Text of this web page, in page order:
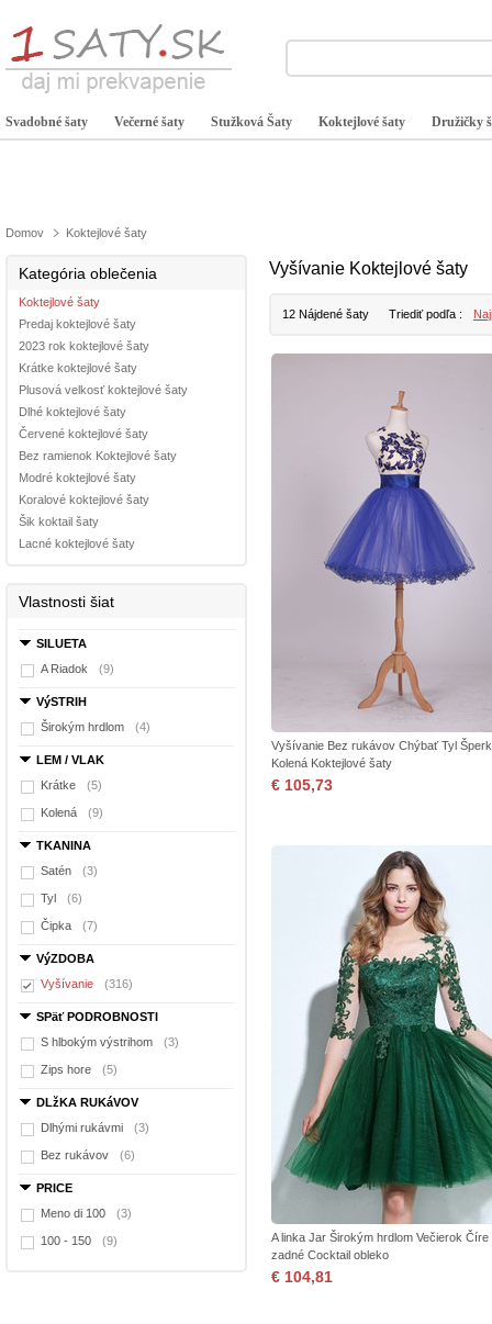
Svadobné šaty Večerné šaty Stužková Šaty Koktejlové šaty Družičky
Domov Koktejlové šaty
Kategória oblečenia
Koktejlové šaty
Predaj koktejlové šaty
2023 rok koktejlové šaty
Krátke koktejlové šaty
Plusová velkosť koktejlové šaty
Dlhé koktejlové šaty
Červené koktejlové šaty
Bez ramienok Koktejlové šaty
Modré koktejlové šaty
Koralové koktejlové šaty
Šik koktail šaty
Lacné koktejlové šaty
Vlastnosti šiat
SILUETA
A Riadok
(9)
VýSTRIH
Širokým hrdlom
(4)
LEM / VLAK
Krátke
(5)
Kolená (9)
TKANINA
Satén
(3)
Tyl (6)
Čipka (7)
VýZDOBA
Vyšívanie
(316)
SPäť PODROBNOSTI
S hlbokým výstrihom
(3)
Zips hore (5)
DLžKA RUKáVOV
Dlhými rukávmi
(3)
Bez rukávov (6)
PRICE
Meno di 100
(3)
100 - 150 (9)
Vyšívanie Koktejlové šaty
12 Nájdené šaty Triediť podľa :
Vyšívanie Bez rukávov Chýbať Tyl Šperk
Kolená Koktejlové šaty
€ 105,73
A linka Jar Širokým hrdlom Večierok Číre
zadné Cocktail obleko
€ 104,81